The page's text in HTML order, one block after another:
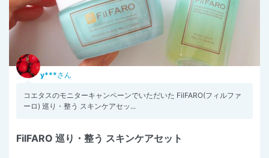
y***さん
コエタスのモニターキャンペーンでいただいた FilFARO(フィルファ
ーロ) 巡り・整う スキンケアセッ...
FilFARO 巡り・整う スキンケアセット